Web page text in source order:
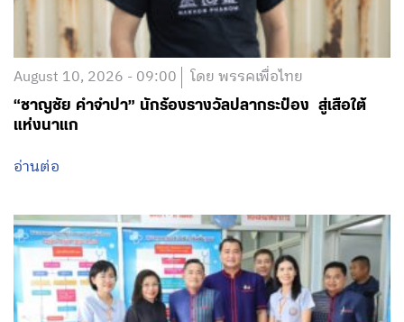
“ชาญชัย คำจำปา” นักร้องรางวัลปลากระป๋อง สู่เสือใต้
แห่งนาแก
อ่านต่อ